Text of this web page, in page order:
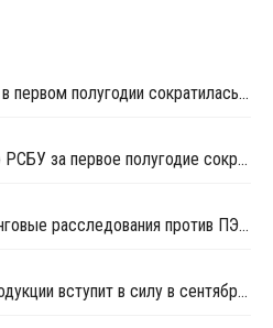
Прибыль Казаньоргсинтеза в первом полугодии сократилась более чем в 2 раза
Чистая прибыль СИБУРа по РСБУ за первое полугодие сократилась в 3,6 раза
ЕЭК прекратила антидемпинговые расследования против ПЭ и ПП из Азербайджана и Туркменистана
Новый регламент по химпродукции вступит в силу в сентябре 2027 года